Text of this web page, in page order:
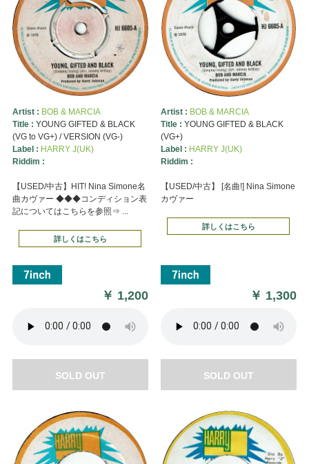
Artist : BOB & MARCIA
Title : YOUNG GIFTED & BLACK
(VG to VG+) / VERSION (VG-)
Label : HARRY J(UK)
Riddim :
【USED/中古】HIT! Nina Simone名
曲カヴァー ◆◆◆コンディション表
記についてはこちらを参照⇒ ...
詳しくはこちら
￥ 1,200
SOLD OUT
Artist : BOB & MARCIA
Title : YOUNG GIFTED & BLACK
(VG+)
Label : HARRY J(UK)
Riddim :
【USED/中古】 [名曲!] Nina Simone
カヴァー
詳しくはこちら
￥ 1,300
SOLD OUT